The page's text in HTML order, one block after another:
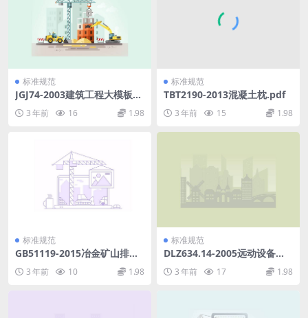
标准规范
JGJ74-2003建筑工程大模板技
3 年前 16 1.98
标准规范
TBT2190-2013混凝土枕.pdf
3 年前 15 1.98
标准规范
GB51119-2015冶金矿山排土
3 年前 10 1.98
标准规范
DLZ634.14-2005远动设备及
3 年前 17 1.98